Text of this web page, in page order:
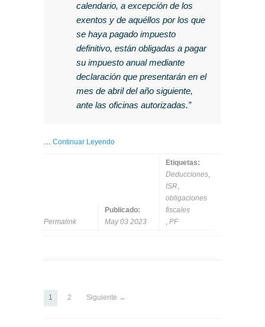
calendario, a excepción de los
exentos y de aquéllos por los que
se haya pagado impuesto
definitivo, están obligadas a pagar
su impuesto anual mediante
declaración que presentarán en el
mes de abril del año siguiente,
ante las oficinas autorizadas.”
… Continuar Leyendo
Permalink
Publicado:
May 03 2023
Etiquetas:
Deducciones,
ISR,
obligaciones
fiscales
, PF
1 2 Siguiente →